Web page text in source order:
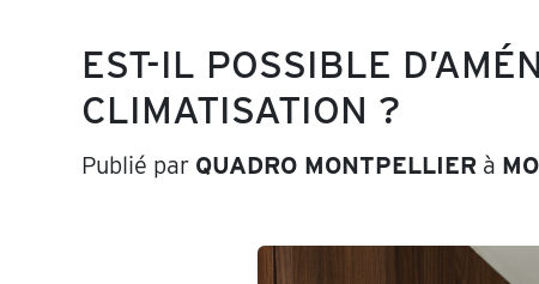
EST-IL POSSIBLE
CLIMATISATION ?
Publié par QUADRO MONTPELLIER à